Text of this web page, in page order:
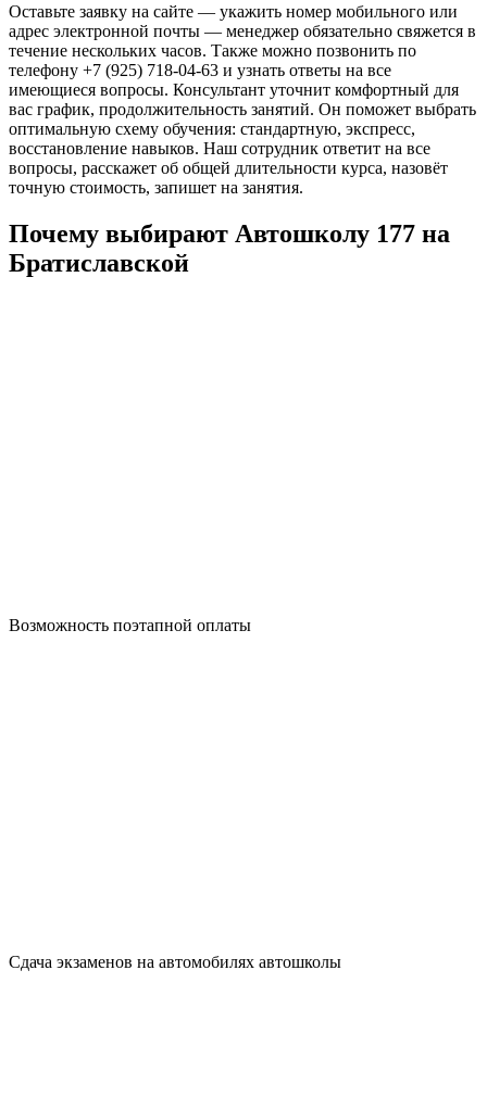
Оставьте заявку на сайте — укажить номер мобильного или
адрес электронной почты — менеджер обязательно свяжется в
течение нескольких часов. Также можно позвонить по
телефону +7 (925) 718-04-63 и узнать ответы на все
имеющиеся вопросы. Консультант уточнит комфортный для
вас график, продолжительность занятий. Он поможет выбрать
оптимальную схему обучения: стандартную, экспресс,
восстановление навыков. Наш сотрудник ответит на все
вопросы, расскажет об общей длительности курса, назовёт
точную стоимость, запишет на занятия.
Почему выбирают Автошколу 177 на
Братиславской
Возможность поэтапной оплаты
Сдача экзаменов на автомобилях автошколы